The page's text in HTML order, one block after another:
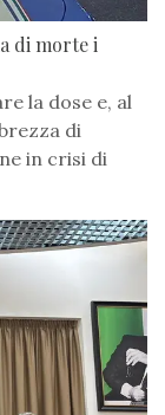
di morte i
la dose e, al
di
in crisi di